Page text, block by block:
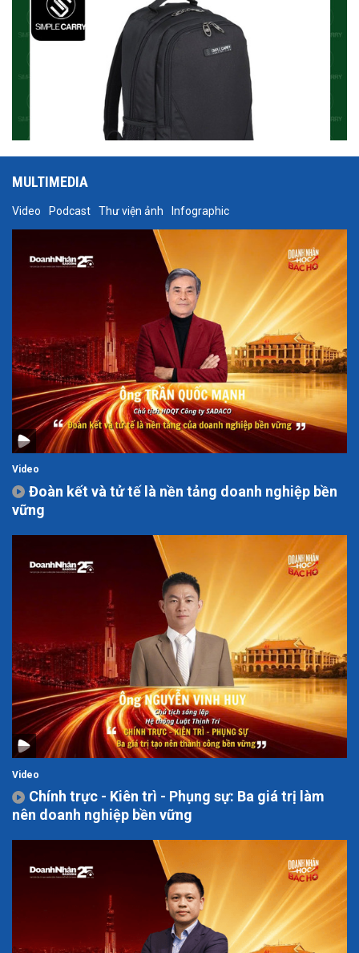
MULTIMEDIA
Video Podcast Thư viện ảnh Infographic
Video
Đoàn kết và tử tế là nền tảng doanh nghiệp bền
vững
Video
Chính trực - Kiên trì - Phụng sự: Ba giá trị làm
nên doanh nghiệp bền vững